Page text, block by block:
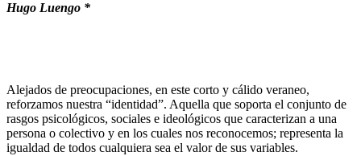
Hugo Luengo *
Alejados de preocupaciones, en este corto y cálido veraneo,
reforzamos nuestra “identidad”. Aquella que soporta el conjunto de
rasgos psicológicos, sociales e ideológicos que caracterizan a una
persona o colectivo y en los cuales nos reconocemos; representa la
igualdad de todos cualquiera sea el valor de sus variables.